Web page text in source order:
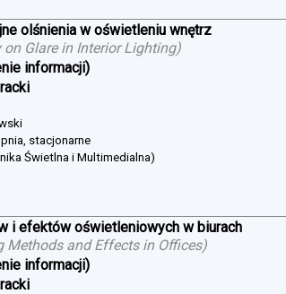
olśnienia w oświetleniu wnętrz
Glare in Interior Lighting)
informacji)
stacjonarne
Świetlna i Multimedialna)
i efektów oświetleniowych w biurach
Methods and Effects in Offices)
informacji)